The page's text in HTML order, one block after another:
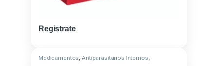
Registrate
Medicamentos Antiparasitarios Internos
Albendazole 10G